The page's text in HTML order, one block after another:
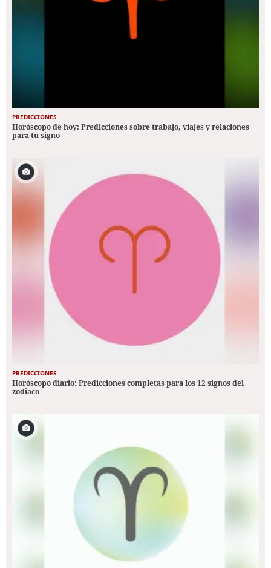
PREDICCIONES
Horóscopo de hoy: Predicciones sobre trabajo, viajes y relaciones
para tu signo
PREDICCIONES
Horóscopo diario: Predicciones completas para los 12 signos del
zodiaco